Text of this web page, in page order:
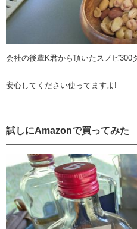
会社の後輩K君から頂いたスノピ300
安心してください使ってますよ!
試しにAmazonで買ってみた